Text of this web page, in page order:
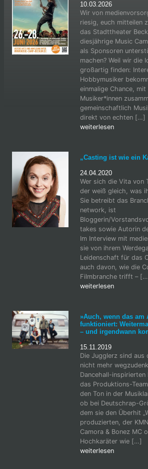
10.03.2026
Wir von
riesig, euch mitteilen
das Stadttheater
diesjährige Music
als Sponsoren
machen? Weil wir die
großartig finden:
Hobbymusiker
einmalige Chance, mit
Musiker*innen
gemeinschaftlich
direkt von echten […]
weiterlesen
„Casting ist wie ein
24.04.2020
Wer sich die Vita von
der weiß gleich, was
Sie betreibt das
network, ist
Bloggerin/
takes sowie Autorin
Im Interview mit
sie von ihrem
Leidenschaft für das
auch davon, wie die
Filmbranche trifft –
weiterlesen
»Auch, wenn das
funktioniert:
– und irgendwann
15.11.2019
Die Jugglerz sind aus
nicht mehr
Dancehall-
das Produktions-
den Ton in der
ob bei Deutschrap-
dem sie den Überhit
produzierten, der
Camora & Bonez MC
Hochkaräter wie […]
weiterlesen